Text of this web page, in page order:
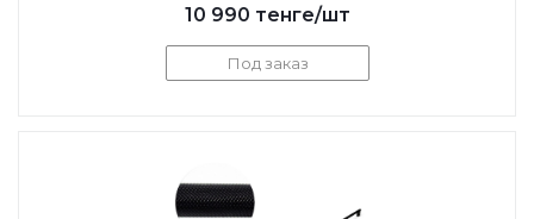
10 990 тенге/шт
Под заказ